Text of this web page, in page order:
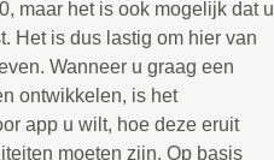
maar het is ook mogelijk dat u
Het is dus lastig om hier van
Wanneer u graag een
ontwikkelen, is het
app u wilt, hoe deze eruit
moeten zijn. Op basis